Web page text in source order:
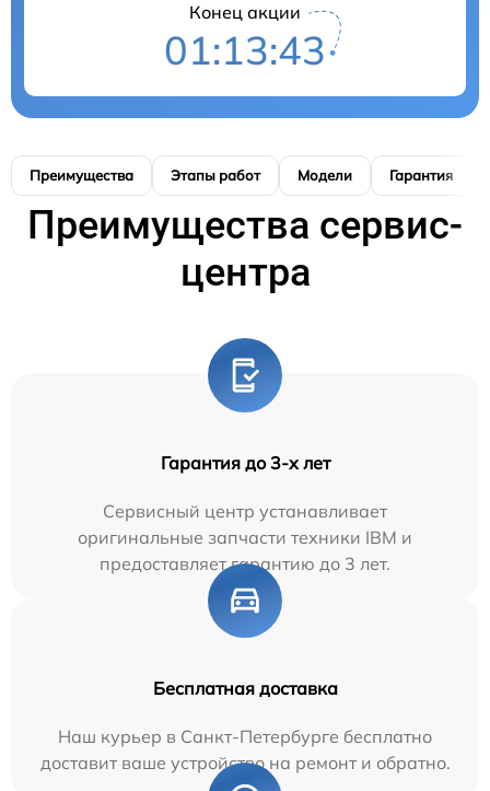
Конец акции
01:13:42
Преимущества Этапы работ Модели Гарантия
Преимущества сервис-
центра
Гарантия до 3-х лет
Сервисный центр устанавливает
оригинальные запчасти техники IBM и
предоставляет гарантию до 3 лет.
Бесплатная доставка
Наш курьер в Санкт-Петербурге бесплатно
доставит ваше устройство на ремонт и обратно.